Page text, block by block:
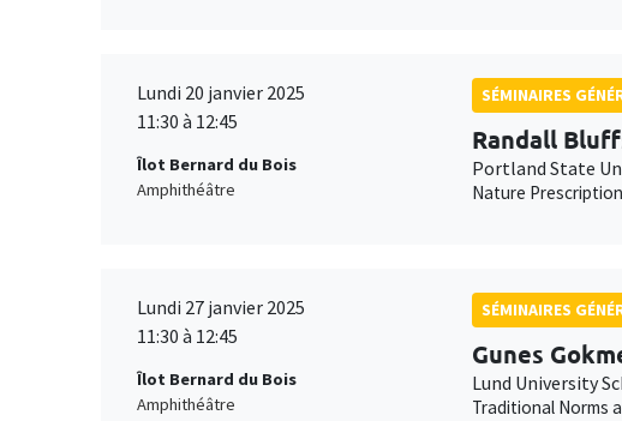
Lundi 20 janvier 2025
11:30 à 12:45
Îlot Bernard du Bois
Amphithéâtre
SÉMINAIRES
Randall
Portland State
Nature
Lundi 27 janvier 2025
11:30 à 12:45
Îlot Bernard du Bois
Amphithéâtre
SÉMINAIRES
Gunes
Lund University
Traditional Norms